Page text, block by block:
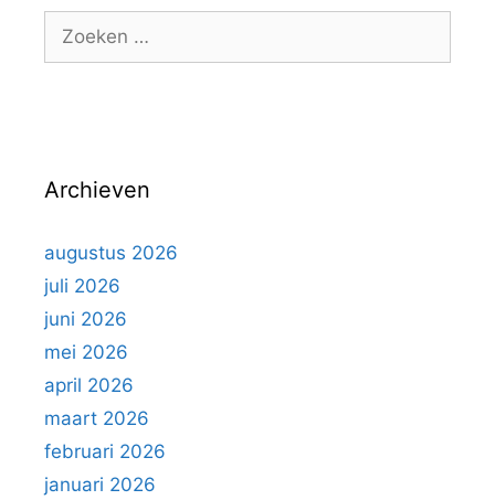
g
o
r
n
a
:
Archieven
augustus 2026
juli 2026
juni 2026
mei 2026
april 2026
maart 2026
februari 2026
januari 2026